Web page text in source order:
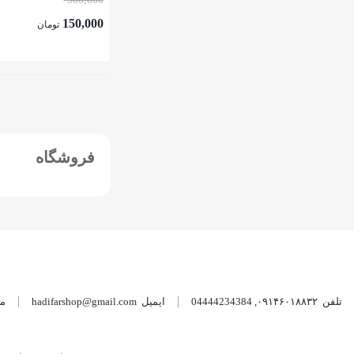
150,000 تومان
فروشگاه
تلفن ۰۹۱۴۶۰۱۸۸۳۲,
04444234384 ایمیل hadifarshop@gmail.com ما 24 ساعته 7 روز